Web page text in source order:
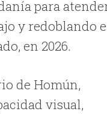
para
y redoblando
en 2026.
de Homún,
visual,